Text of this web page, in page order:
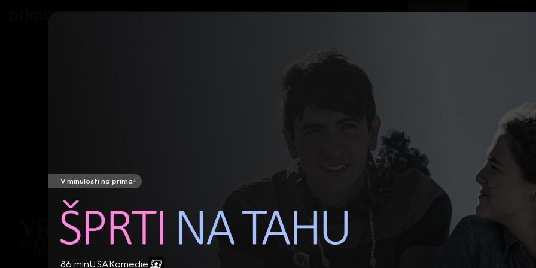
Seriály Filmy Děti Zprávy Novinky Živě TV program Operátoři
V minulosti na prima+
Šprti na tahu
86 minUSAKomedie